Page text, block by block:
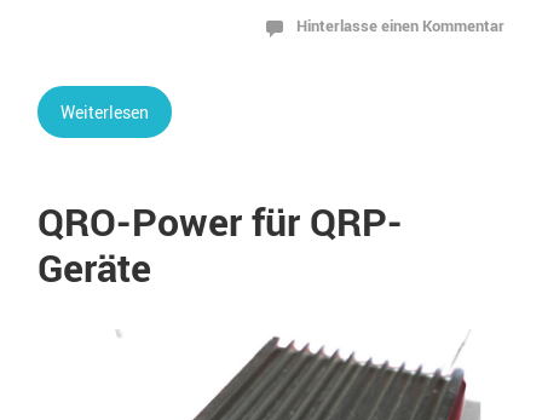
Hinterlasse einen Kommentar
Weiterlesen
QRO-Power für QRP-
Geräte